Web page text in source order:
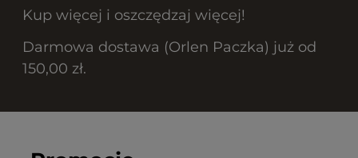
Kup więcej i oszczędzaj więcej!
Darmowa dostawa (Orlen Paczka) już od
150,00 zł.